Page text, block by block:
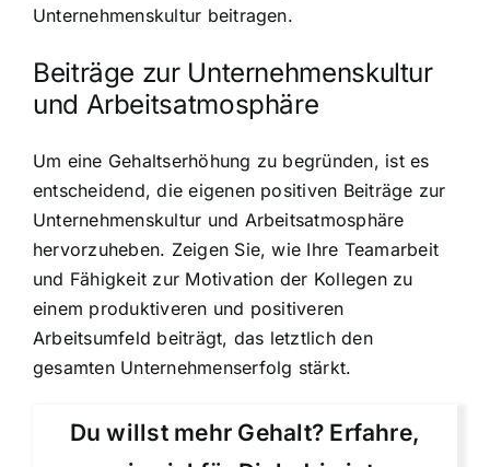
Unternehmenskultur beitragen.
Beiträge zur Unternehmenskultur
und Arbeitsatmosphäre
Um eine Gehaltserhöhung zu begründen, ist es
entscheidend, die eigenen positiven Beiträge zur
Unternehmenskultur und Arbeitsatmosphäre
hervorzuheben. Zeigen Sie, wie Ihre Teamarbeit
und Fähigkeit zur Motivation der Kollegen zu
einem produktiveren und positiveren
Arbeitsumfeld beiträgt, das letztlich den
gesamten Unternehmenserfolg stärkt.
Du willst mehr Gehalt? Erfahre,